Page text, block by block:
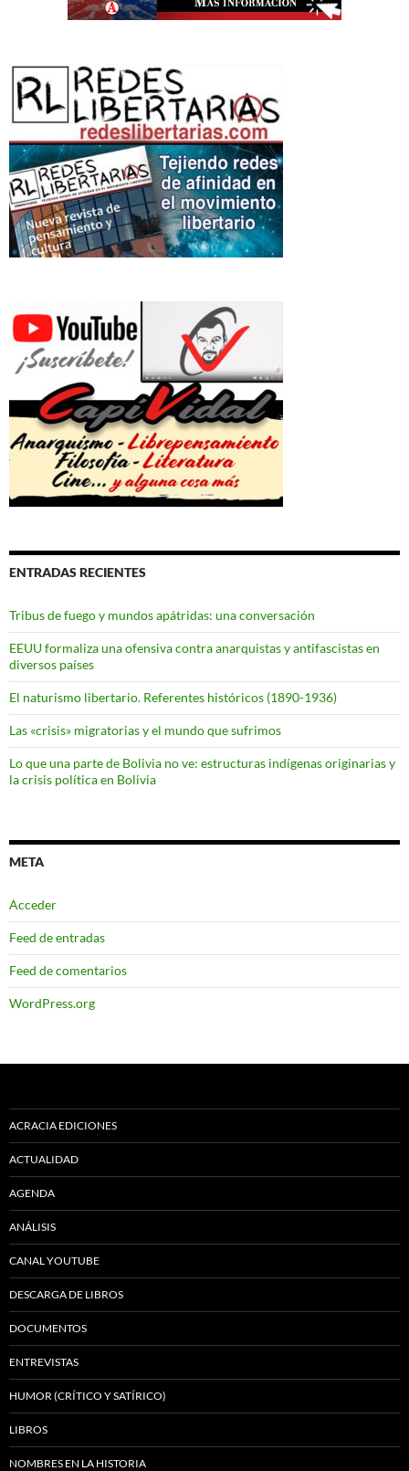
ENTRADAS RECIENTES
Tribus de fuego y mundos apátridas: una conversación
EEUU formaliza una ofensiva contra anarquistas y antifascistas en
diversos países
El naturismo libertario. Referentes históricos (1890-1936)
Las «crisis» migratorias y el mundo que sufrimos
Lo que una parte de Bolivia no ve: estructuras indígenas originarias y
la crisis política en Bolivia
META
Acceder
Feed de entradas
Feed de comentarios
WordPress.org
ACRACIA EDICIONES
ACTUALIDAD
AGENDA
ANÁLISIS
CANAL YOUTUBE
DESCARGA DE LIBROS
DOCUMENTOS
ENTREVISTAS
HUMOR (CRÍTICO Y SATÍRICO)
LIBROS
NOMBRES EN LA HISTORIA